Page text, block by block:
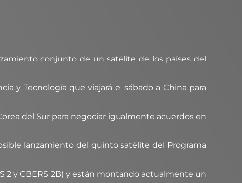
conjunto de un satélite de los países del
y Tecnología que viajará el sábado a China para
del Sur para negociar igualmente acuerdos en
lanzamiento del quinto satélite del Programa
2 y CBERS 2B) y están montando actualmente un